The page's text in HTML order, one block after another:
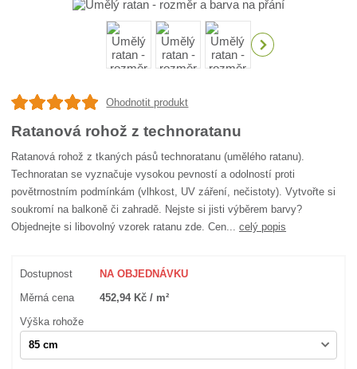
Ohodnotit produkt
Ratanová rohož z technoratanu
Ratanová rohož z tkaných pásů technoratanu (umělého ratanu).
Technoratan se vyznačuje vysokou pevností a odolností proti
povětrnostním podmínkám (vlhkost, UV záření, nečistoty). Vytvořte si
soukromí na balkoně či zahradě. Nejste si jisti výběrem barvy?
Objednejte si libovolný vzorek ratanu zde. Cen...celý popis
Dostupnost NA OBJEDNÁVKU
Měrná cena 452,94 Kč / m²
Výška rohože